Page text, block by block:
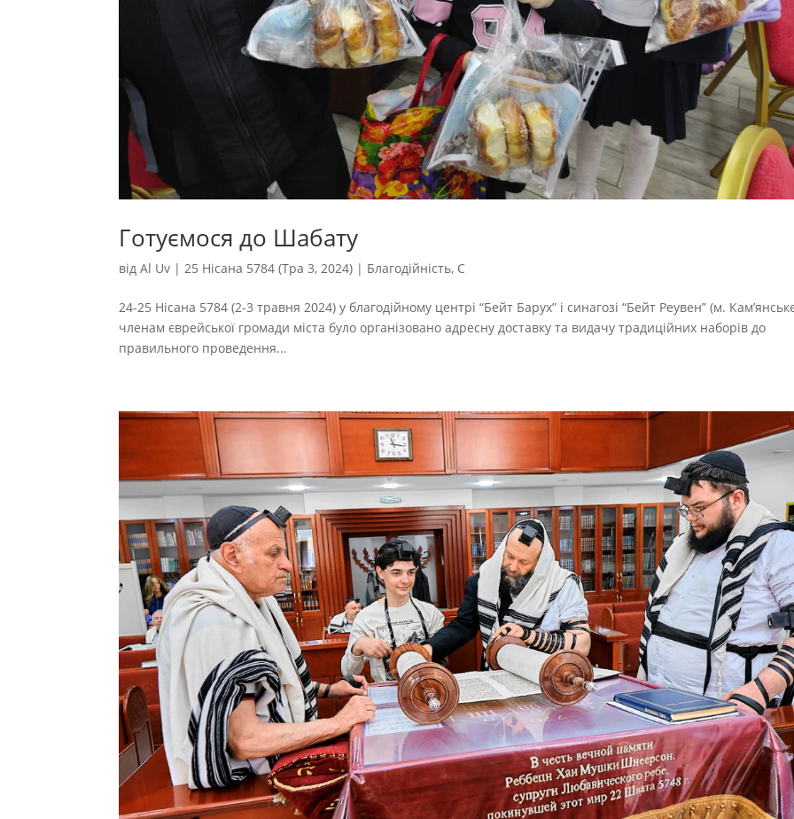
Готуємося до Шабату
відAl Uv |25 Нісана 5784 (Тра 3, 2024) | Благодійність, С
24-25 Нісана 5784 (2-3 травня 2024) у благодійному центрі “Бейт Барух” і синагозі “Бейт Реувен” (м.
членам єврейської громади міста було організовано адресну доставку та видачу традиційних наборів до
правильного проведення...